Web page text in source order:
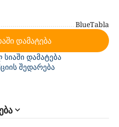
BlueTabla
დამატება
დამატება
შედარება